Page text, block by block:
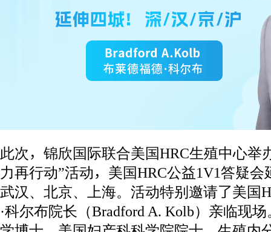
此次，锦欣国际联合美国HRC生殖中心举
力再行动”活动，美国HRC公益1V1答疑
武汉、北京、上海。活动特别邀请了美国
·科尔布院长（Bradford A. Kolb）亲临现